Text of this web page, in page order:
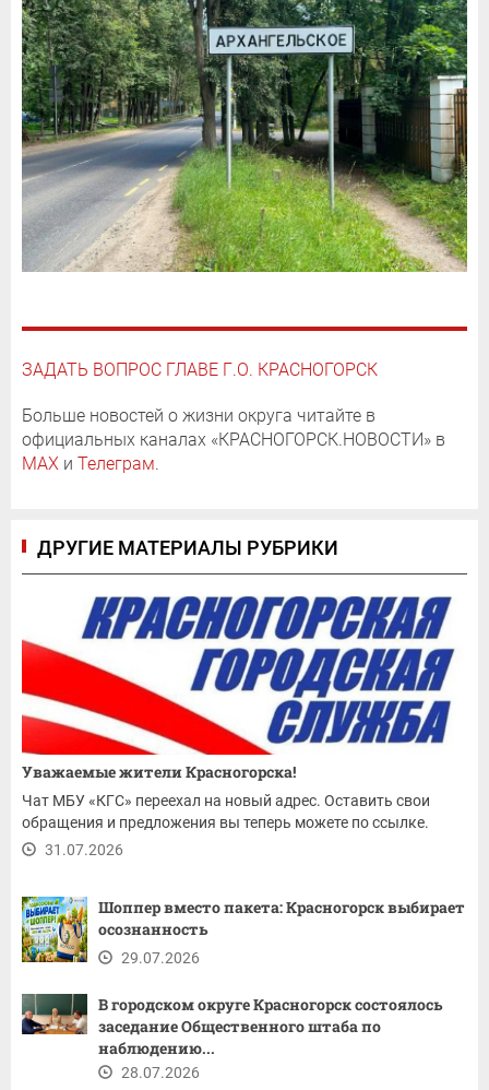
ЗАДАТЬ ВОПРОС ГЛАВЕ Г.О. КРАСНОГОРСК
Больше новостей о жизни округа читайте в
официальных каналах «КРАСНОГОРСК.НОВОСТИ» в
MAX и Телеграм.
ДРУГИЕ МАТЕРИАЛЫ РУБРИКИ
Уважаемые жители Красногорска!
Чат МБУ «КГС» переехал на новый адрес. Оставить свои
обращения и предложения вы теперь можете по ссылке.
31.07.2026
Шоппер вместо пакета: Красногорск выбирает
осознанность
29.07.2026
В городском округе Красногорск состоялось
заседание Общественного штаба по
наблюдению...
28.07.2026